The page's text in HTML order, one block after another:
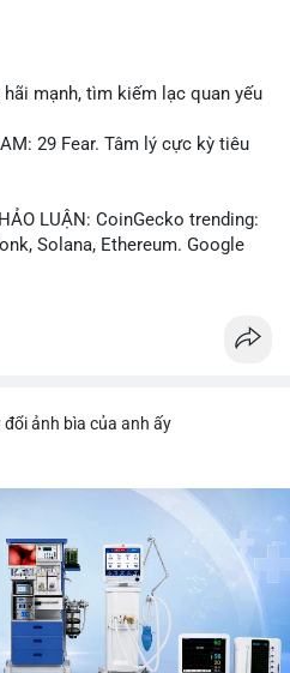
hãi mạnh, tìm kiếm lạc quan yếu
29 Fear. Tâm lý cực kỳ tiêu
LUẬN: CoinGecko trending:
Solana, Ethereum. Google
Brasil, cúp U20 Châu Á.
League, NCAA Football,
nhiều post về lệnh long, lợi
$ALLO, Top trader 30
THÔNG: Telegram
không cần rõ ràng, Mỹ cần
xuống $4 tỷ trong tháng 7,
Market ra mắt thị trường
crypto làเรื่อง lớn, người dùng
ảnh bìa của anh ấy